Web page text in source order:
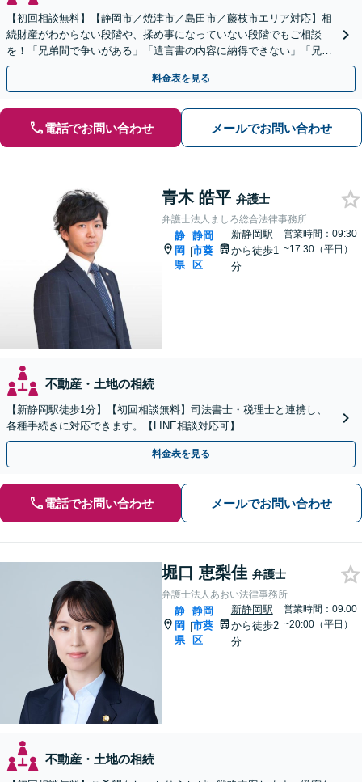
【初回相談無料】【静岡市／焼津市／島田市／藤枝市エリア対応】相
続財産がわからない段階や、揉め事になっていない段階でもご相談
を！「兄弟間で争いがある」「遺言書の内容に納得できない」「兄弟
による使い込みがあるのではないか」など幅広いお悩みに対応
料金表を見る
電話でお問い合わせ メールでお問い合わせ
青木 皓平 弁護士
弁護士法人ましろ総合法律事務所
静
岡
県
|
静岡
市葵
区
新静岡駅
から徒歩1
分
営業時間：09:30
~17:30（平日）
不動産・土地の相続
【新静岡駅徒歩1分】【初回相談無料】司法書士・税理士と連携し、
各種手続きに対応できます。【LINE相談対応可】
料金表を見る
電話でお問い合わせ メールでお問い合わせ
堀口 恵梨佳 弁護士
弁護士法人あおい法律事務所
静
岡
県
|
静岡
市葵
区
新静岡駅
から徒歩2
分
営業時間：09:00
~20:00（平日）
不動産・土地の相続